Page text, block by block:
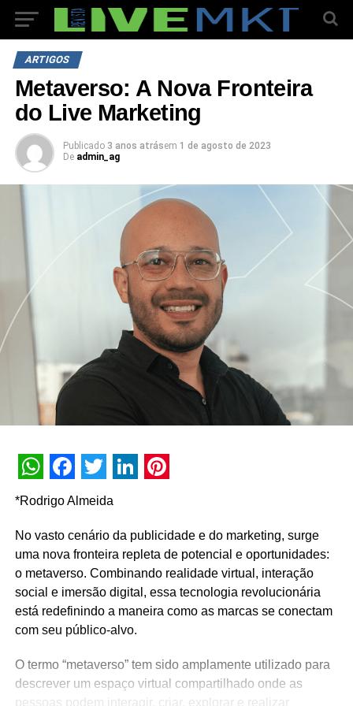
ARTIGOS
Metaverso: A Nova Fronteira
do Live Marketing
Publicado 3 anos atrásem 1 de agosto de 2023
De admin_ag
WhatsApp
Facebook
TwitterLinkedIn
*Rodrigo Almeida
No vasto cenário da publicidade e do marketing, surge
uma nova fronteira repleta de potencial e oportunidades:
o metaverso. Combinando realidade virtual, interação
social e imersão digital, essa tecnologia revolucionária
está redefinindo a maneira como as marcas se conectam
com seu público-alvo.
O termo “metaverso” tem sido amplamente utilizado para
descrever um espaço virtual compartilhado onde as
pessoas podem interagir, criar, explorar e realizar